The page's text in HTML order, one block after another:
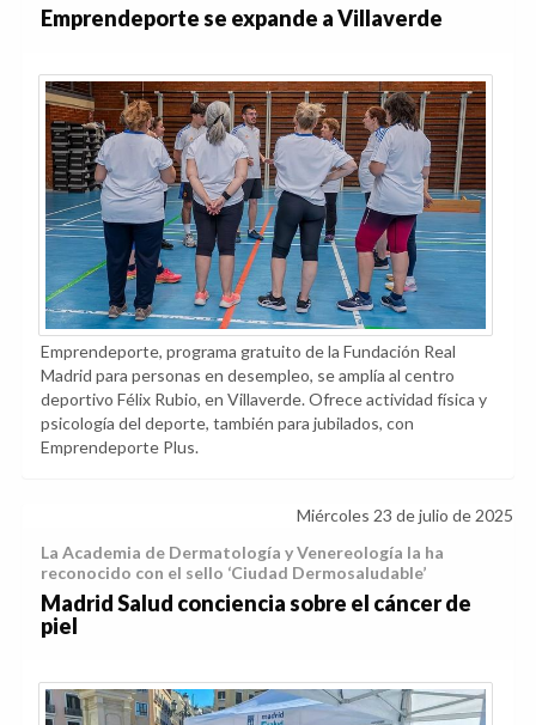
Emprendeporte se expande a Villaverde
Emprendeporte, programa gratuito de la Fundación Real
Madrid para personas en desempleo, se amplía al centro
deportivo Félix Rubio, en Villaverde. Ofrece actividad física y
psicología del deporte, también para jubilados, con
Emprendeporte Plus.
Miércoles 23 de julio de 2025
La Academia de Dermatología y Venereología la ha
reconocido con el sello ‘Ciudad Dermosaludable’
Madrid Salud conciencia sobre el cáncer de
piel